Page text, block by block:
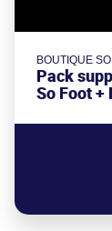
BOUTIQUE
Pack
So Foot